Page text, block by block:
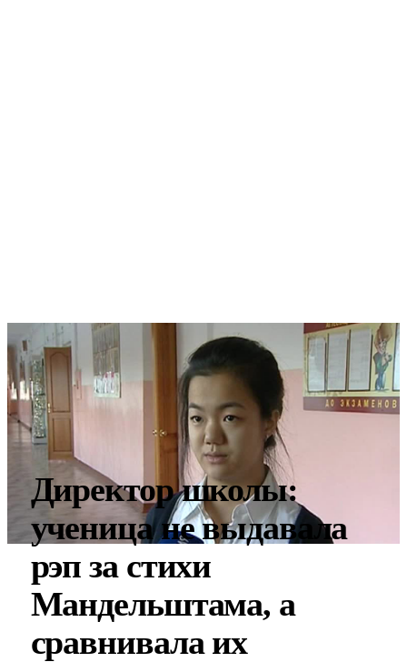
Директор школы:
ученица не выдавала
рэп за стихи
Мандельштама, а
сравнивала их